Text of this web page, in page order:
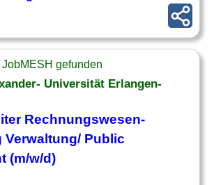
gefunden
Universität Erlangen-
Rechnungswesen-
Verwaltung/ Public
(m/w/d)